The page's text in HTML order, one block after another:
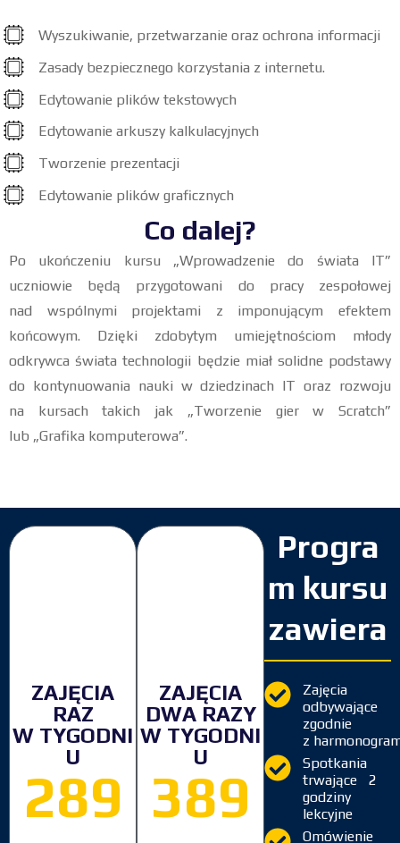
Wyszukiwanie, przetwarzanie oraz ochrona informacji
Zasady bezpiecznego korzystania z internetu.
Edytowanie plików tekstowych
Edytowanie arkuszy kalkulacyjnych
Tworzenie prezentacji
Edytowanie plików graficznych
Co dalej?
Po ukończeniu kursu „Wprowadzenie do świata IT”
uczniowie będą przygotowani do pracy zespołowej
nad wspólnymi projektami z imponującym efektem
końcowym. Dzięki zdobytym umiejętnościom młody
odkrywca świata technologii będzie miał solidne podstawy
do kontynuowania nauki w dziedzinach IT oraz rozwoju
na kursach takich jak „Tworzenie gier w Scratch”
lub „Grafika komputerowa”.
ZAJĘCIA
RAZ
W TYGODNI
U
289
ZAJĘCIA
DWA RAZY
W TYGODNI
U
389
Progra
m kursu
zawiera
Zajęcia
odbywające
zgodnie
z
Spotkania
trwające 2
godziny
lekcyjne
Omówienie